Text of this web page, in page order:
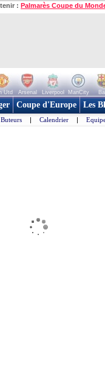
: Palmarès Coupe du
Utd Arsenal Liverpool ManCity
Coupe d'Europe Les
Buteurs | Calendrier |